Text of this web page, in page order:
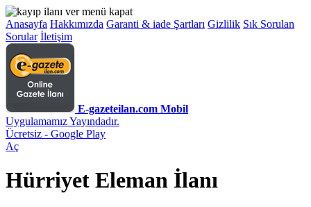
Anasayfa Hakkımızda Garanti & iade Şartları Gizlilik Sık Sorulan
Sorular İletişim
E-gazeteilan.com Mobil
Uygulamamız Yayındadır.
Ücretsiz - Google Play
Aç
Hürriyet Eleman İlanı